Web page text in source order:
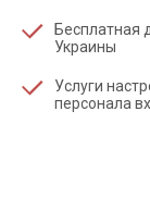
Бесплатная
Украины
Услуги
персонала